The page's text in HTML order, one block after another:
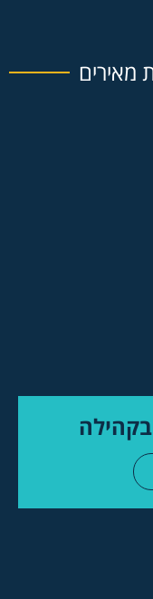
מאירים